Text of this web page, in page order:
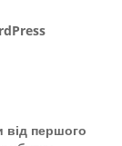
від першого